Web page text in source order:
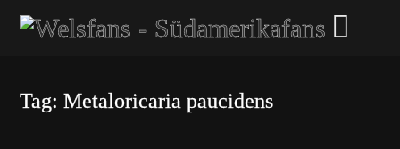
Tag: Metaloricaria paucidens